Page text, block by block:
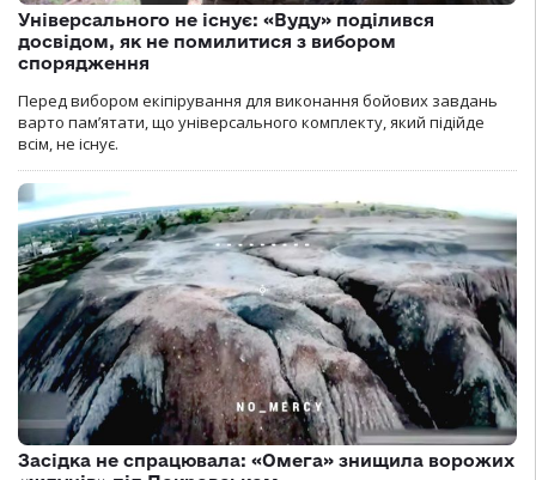
Універсального не існує: «Вуду» поділився
досвідом, як не помилитися з вибором
спорядження
Перед вибором екіпірування для виконання бойових завдань
варто пам’ятати, що універсального комплекту, який підійде
всім, не існує.
Засідка не спрацювала: «Омега» знищила ворожих